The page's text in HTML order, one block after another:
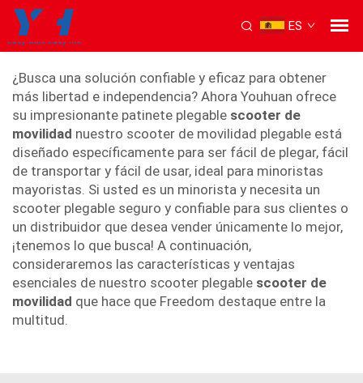
ES
patinete de movilidad plegable
¿Busca una solución confiable y eficaz para obtener
más libertad e independencia? Ahora Youhuan ofrece
su impresionante patinete plegable scooter de
movilidad nuestro scooter de movilidad plegable está
diseñado específicamente para ser fácil de plegar, fácil
de transportar y fácil de usar, ideal para minoristas
mayoristas. Si usted es un minorista y necesita un
scooter plegable seguro y confiable para sus clientes o
un distribuidor que desea vender únicamente lo mejor,
¡tenemos lo que busca! A continuación,
consideraremos las características y ventajas
esenciales de nuestro scooter plegable scooter de
movilidad que hace que Freedom destaque entre la
multitud.